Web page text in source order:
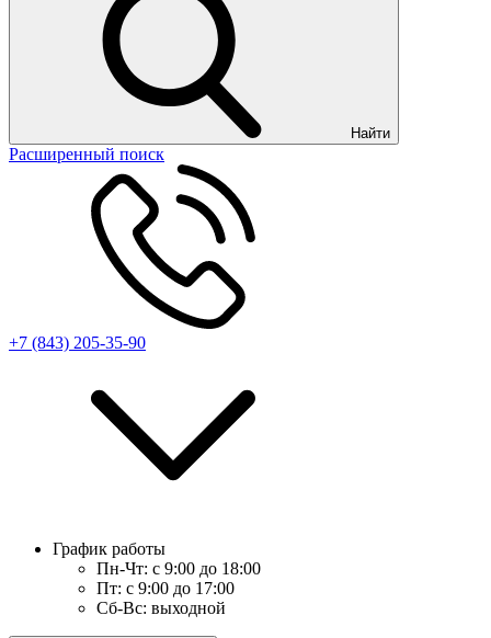
Найти
Расширенный поиск
+7 (843) 205-35-90
График работы
Пн-Чт: с 9:00 до 18:00
Пт: с 9:00 до 17:00
Сб-Вс: выходной